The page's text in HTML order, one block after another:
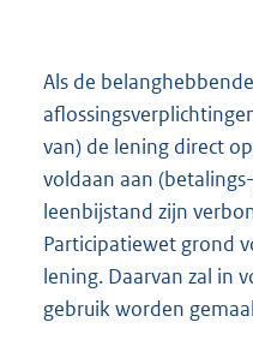
Als de
van) de lening direct
voldaan aan
leenbijstand zijn
Participatiewet grond
lening. Daarvan zal in
gebruik worden